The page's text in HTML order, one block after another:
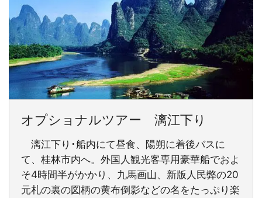
オプショナルツアー 漓江下り
漓江下り･船内にて昼食、陽朔に着後バスに
て、桂林市内へ。外国人観光客専用豪華船でおよ
そ4時間半がかかり、九馬画山、新版人民弊の20
元札の裏の図柄の黄布倒影などの名をたっぷり楽